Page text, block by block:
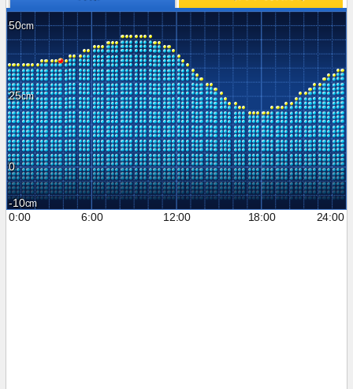
50
25
0
-10
0:00
6:00 12:00 18:00 24:00